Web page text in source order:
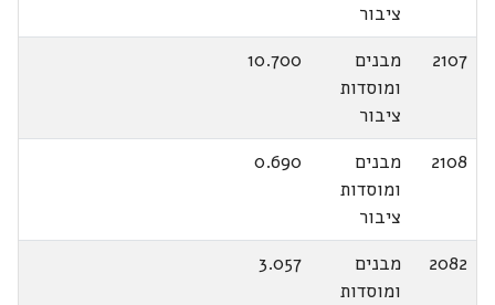
ציבור
2107
מבנים
ומוסדות
ציבור
10.700
2108
מבנים
ומוסדות
ציבור
0.690
2082
מבנים
ומוסדות
3.057